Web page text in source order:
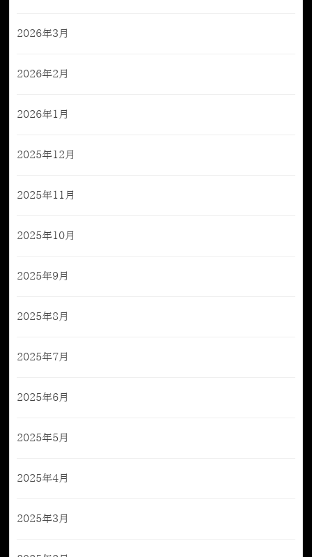
2026年3月
2026年2月
2026年1月
2025年12月
2025年11月
2025年10月
2025年9月
2025年8月
2025年7月
2025年6月
2025年5月
2025年4月
2025年3月